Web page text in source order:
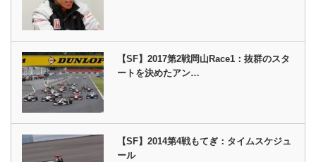
【SF】2017第2戦岡山Race1：抜群のスタ
ートを決めたアン…
【SF】2014第4戦もてぎ：タイムスケジュ
ール